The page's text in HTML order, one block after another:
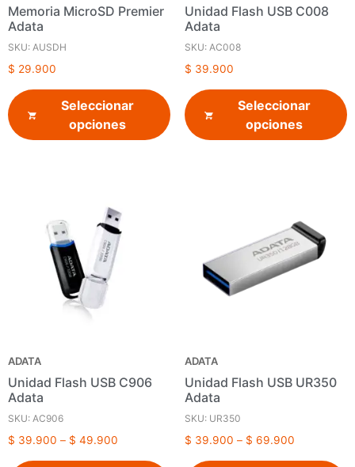
Memoria MicroSD Premier
Adata
SKU: AUSDH
$ 29.900
Seleccionar
opciones
Unidad Flash USB C008
Adata
SKU: AC008
$ 39.900
Seleccionar
opciones
ADATA
Unidad Flash USB C906
Adata
SKU: AC906
$ 39.900 – $ 49.900
ADATA
Unidad Flash USB UR350
Adata
SKU: UR350
$ 39.900 – $ 69.900